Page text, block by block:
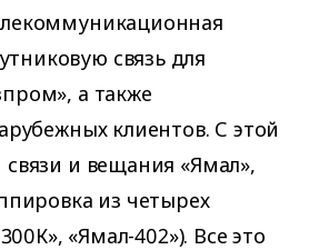
связь для
а также
клиентов. С этой
и вещания «Ямал»,
из четырех
«Ямал-402»). Все это